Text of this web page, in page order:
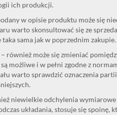
ich produkcji.
w opisie produktu może się
warto skonsultować się ze
sama jak w poprzednim zakupie.
również może się zmieniać
możliwe i w pełni zgodne z
warto sprawdzić oznaczenia
niewielkie odchylenia
układania, stosuje się spoinę,